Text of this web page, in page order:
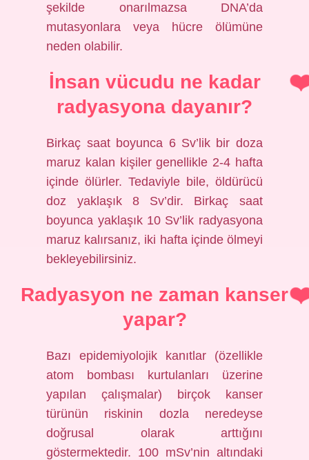
şekilde onarılmazsa DNA’da
mutasyonlara veya hücre ölümüne
neden olabilir.
İnsan vücudu ne kadar
radyasyona dayanır?
Birkaç saat boyunca 6 Sv’lik bir doza
maruz kalan kişiler genellikle 2-4 hafta
içinde ölürler. Tedaviyle bile, öldürücü
doz yaklaşık 8 Sv’dir. Birkaç saat
boyunca yaklaşık 10 Sv’lik radyasyona
maruz kalırsanız, iki hafta içinde ölmeyi
bekleyebilirsiniz.
Radyasyon ne zaman kanser
yapar?
Bazı epidemiyolojik kanıtlar (özellikle
atom bombası kurtulanları üzerine
yapılan çalışmalar) birçok kanser
türünün riskinin dozla neredeyse
doğrusal olarak arttığını
göstermektedir. 100 mSv’nin altındaki